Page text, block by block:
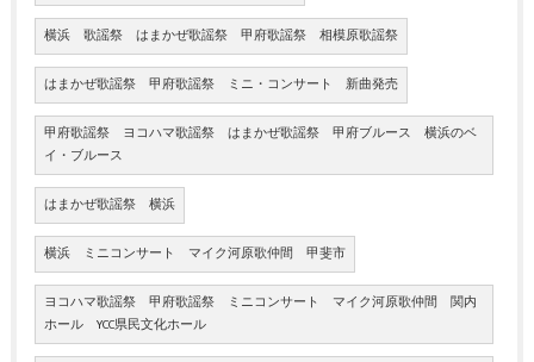
横浜 歌謡祭 はまかぜ歌謡祭 甲府歌謡祭 相模原歌謡祭
はまかぜ歌謡祭 甲府歌謡祭 ミニ・コンサート 新曲発売
甲府歌謡祭 ヨコハマ歌謡祭 はまかぜ歌謡祭 甲府ブルース 横浜のベ
イ・ブルース
はまかぜ歌謡祭 横浜
横浜 ミニコンサート マイク河原歌仲間 甲斐市
ヨコハマ歌謡祭 甲府歌謡祭 ミニコンサート マイク河原歌仲間 関内
ホール YCC県民文化ホール